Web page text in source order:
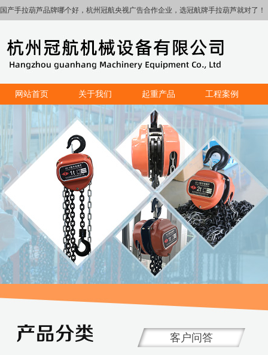
国产手拉葫芦品牌哪个好，杭州冠航央视广告合作企业，选冠航牌手拉葫芦就对了！
网站首页 关于我们 起重产品 工程案例
客户问答